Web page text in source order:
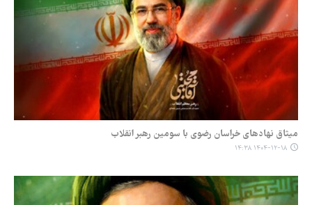
میثاق نهادهای خراسان رضوی با سومین رهبر انقلاب
۱۴۰۴-۱۲-۱۸ ۱۴:۳۸